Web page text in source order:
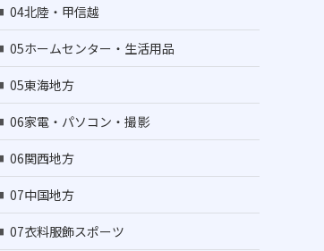
04北陸・甲信越
05ホームセンター・生活用品
05東海地方
06家電・パソコン・撮影
06関西地方
07中国地方
07衣料服飾スポーツ